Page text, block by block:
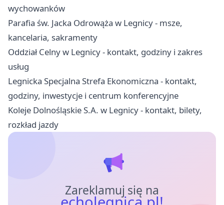
wychowanków
Parafia św. Jacka Odrowąża w Legnicy - msze,
kancelaria, sakramenty
Oddział Celny w Legnicy - kontakt, godziny i zakres
usług
Legnicka Specjalna Strefa Ekonomiczna - kontakt,
godziny, inwestycje i centrum konferencyjne
Koleje Dolnośląskie S.A. w Legnicy - kontakt, bilety,
rozkład jazdy
Zareklamuj się na